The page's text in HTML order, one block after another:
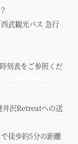
武観光バス 急行
刻表をご参照くだ
沢Retreatへの送
徒歩約5分の距離